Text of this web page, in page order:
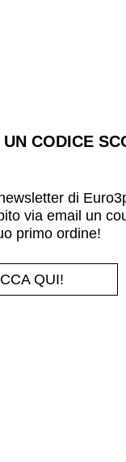
CODICE
di
via email un
primo ordine!
QUI!